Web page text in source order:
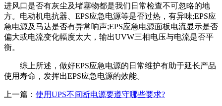
进风口是否有灰尘及堵塞物都是我们日常检查不可忽略的地
方。电动机电抗器、EPS应急电源等是否过热，有异味;EPS应
急电源及马达是否有异常响声;EPS应急电源面板电流显示是否
偏大或电流变化幅度太大，输出UVW三相电压与电流是否平
衡。
综上所述，做好EPS应急电源的日常维护有助于延长产品
使用寿命，发挥出EPS应急电源的效能。
上一篇： 使用UPS不间断电源要遵守哪些要求?